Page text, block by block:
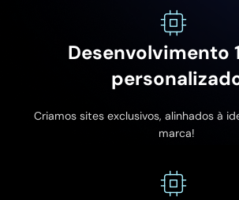
Desenvolvimento
Criamos sites exclusivos, alinhados à
marca!